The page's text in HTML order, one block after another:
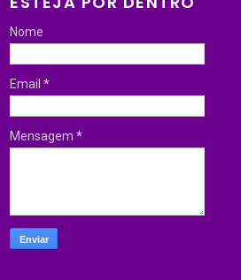
Nome
Email*
Mensagem*